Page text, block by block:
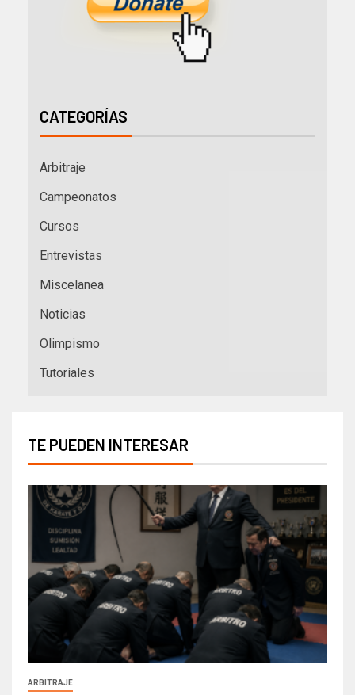
CATEGORÍAS
Arbitraje
Campeonatos
Cursos
Entrevistas
Miscelanea
Noticias
Olimpismo
Tutoriales
TE PUEDEN INTERESAR
ARBITRAJE